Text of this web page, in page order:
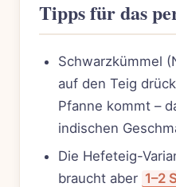
Tipps für das
Schwarzkümmel
auf den Teig
Pfanne kommt –
indischen
Die Hefeteig-
braucht aber 1–2